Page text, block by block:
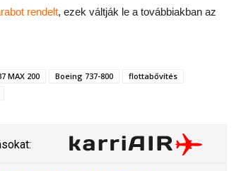
rendelt, ezek váltják le a továbbiakban az
MAX 200 Boeing 737-800
flottabővítés